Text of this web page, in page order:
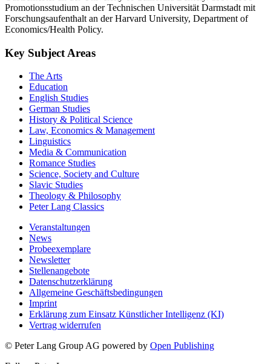
Gastsemester an der University of California Berkely. 1997-1998
Promotionsstudium an der Technischen Universität Darmstadt mit
Forschungsaufenthalt an der Harvard University, Department of
Key Subject Areas
The Arts
Education
English Studies
German Studies
History & Political Science
Law, Economics & Management
Linguistics
Media & Communication
Romance Studies
Science, Society and Culture
Slavic Studies
Theology & Philosophy
Veranstaltungen
News
Probeexemplare
Newsletter
Stellenangebote
Datenschutzerklärung
Allgemeine Geschäftsbedingungen
Imprint
Erklärung zum Einsatz Künstlicher Intelligenz (KI)